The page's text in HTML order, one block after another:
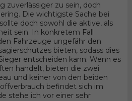
zuverlässiger zu sein, doch
Die wichtigste Sache bei
doch sowohl die aktive, als
sein. In konkretem Fall
Fahrzeuge ungefähr den
bieten, sodass dies
entscheiden kann. Wenn es
handelt, bieten die zwei
und keiner von den beiden
befindet sich im
stehe ich vor einer sehr